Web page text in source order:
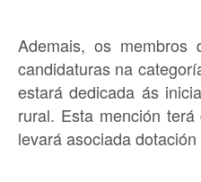
Ademais, os membros
candidaturas na
estará dedicada ás
rural. Esta mención
levará asociada